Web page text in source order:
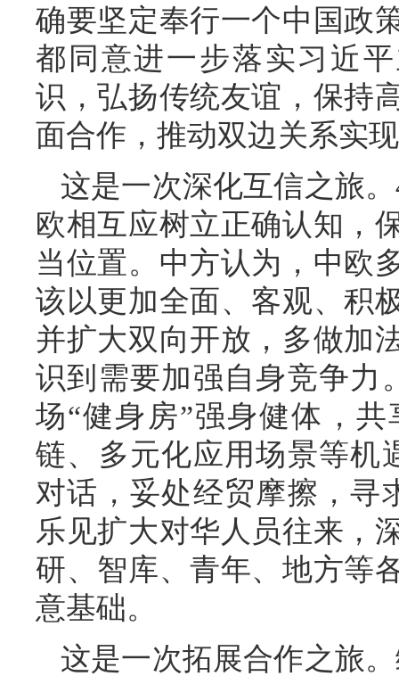
确要坚定奉行一个中国政
都同意进一步落实习近
识，弘扬传统友谊，保持
面合作，推动双边关系实
这是一次深化互信之旅
欧相互应树立正确认知，
当位置。 中方认为，中欧
该以更加全面、客观、积
并扩大双向开放，多做加
识到需要加强自身竞争力
场“健身房”强身健体，
链、多元化应用场景等机
对话，妥处经贸摩擦，寻
乐见扩大对华人员往来，
研、智库、青年、地方等
意基础。
这是一次拓展合作之旅